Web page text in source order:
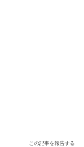
この記事を報告する